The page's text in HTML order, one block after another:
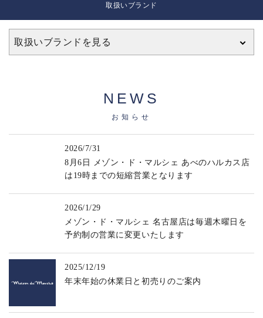
取扱いブランド
取扱いブランドを見る
NEWS
お知らせ
2026/7/31
8月6日 メゾン・ド・マルシェ あべのハルカス店
は19時までの短縮営業となります
2026/1/29
メゾン・ド・マルシェ 名古屋店は毎週木曜日を
予約制の営業に変更いたします
2025/12/19
年末年始の休業日と初売りのご案内